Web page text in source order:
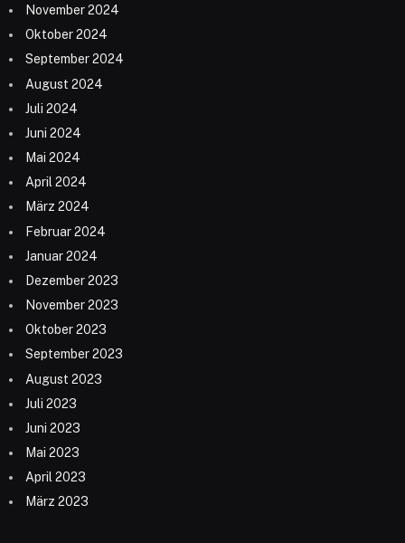
November 2024
Oktober 2024
September 2024
August 2024
Juli 2024
Juni 2024
Mai 2024
April 2024
März 2024
Februar 2024
Januar 2024
Dezember 2023
November 2023
Oktober 2023
September 2023
August 2023
Juli 2023
Juni 2023
Mai 2023
April 2023
März 2023